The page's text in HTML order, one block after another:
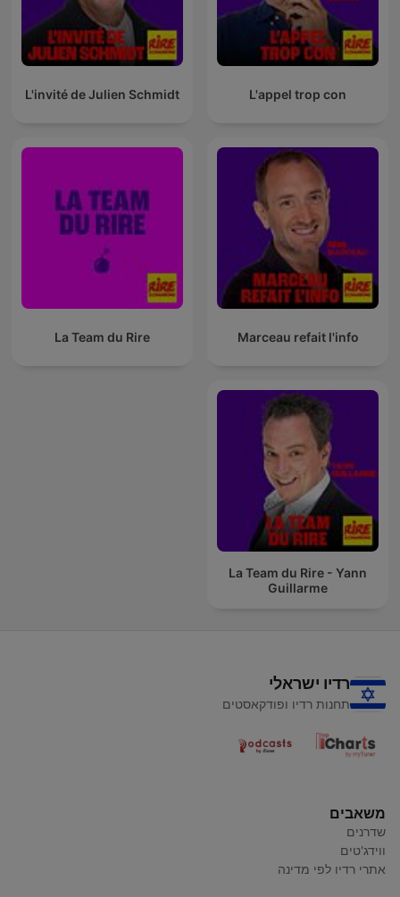
L'appel trop con
L'invité de Julien Schmidt
Marceau refait l'info
La Team du Rire
La Team du Rire - Yann
Guillarme
רדיו ישראלי
תחנות רדיו ופודקאסטים
משאבים
שדרנים
ווידג'טים
אתרי רדיו לפי מדינה